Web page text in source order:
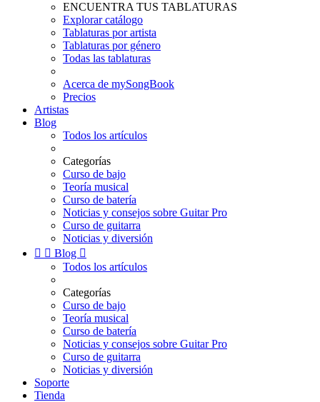
ENCUENTRA TUS TABLATURAS
Explorar catálogo
Tablaturas por artista
Tablaturas por género
Todas las tablaturas
Acerca de mySongBook
Precios
Artistas
Blog
Todos los artículos
Categorías
Curso de bajo
Teoría musical
Curso de batería
Noticias y consejos sobre Guitar Pro
Curso de guitarra
Noticias y diversión
  Blog 
Todos los artículos
Categorías
Curso de bajo
Teoría musical
Curso de batería
Noticias y consejos sobre Guitar Pro
Curso de guitarra
Noticias y diversión
Soporte
Tienda